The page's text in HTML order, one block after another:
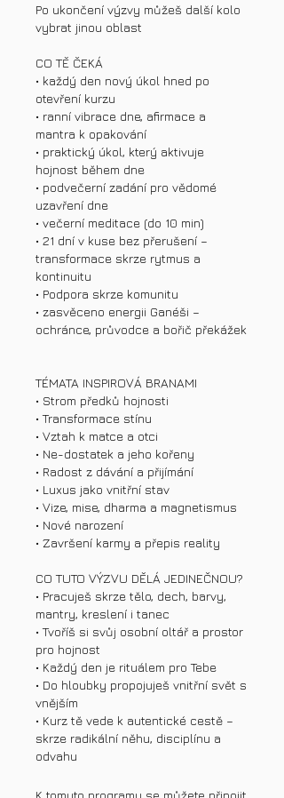
Po ukončení výzvy můžeš další kolo
vybrat jinou oblast
CO TĚ ČEKÁ
• každý den nový úkol hned po
otevření kurzu
• ranní vibrace dne, afirmace a
mantra k opakování
• praktický úkol, který aktivuje
hojnost během dne
• podvečerní zadání pro vědomé
uzavření dne
• večerní meditace (do 10 min)
• 21 dní v kuse bez přerušení –
transformace skrze rytmus a
kontinuitu
• Podpora skrze komunitu
• zasvěceno energii Ganéši –
ochránce, průvodce a bořič překážek
TÉMATA INSPIROVÁ BRANAMI
• Strom předků hojnosti
• Transformace stínu
• Vztah k matce a otci
• Ne-dostatek a jeho kořeny
• Radost z dávání a přijímání
• Luxus jako vnitřní stav
• Vize, mise, dharma a magnetismus
• Nové narození
• Završení karmy a přepis reality
CO TUTO VÝZVU DĚLÁ JEDINEČNOU?
• Pracuješ skrze tělo, dech, barvy,
mantry, kreslení i tanec
• Tvoříš si svůj osobní oltář a prostor
pro hojnost
• Každý den je rituálem pro Tebe
• Do hloubky propojuješ vnitřní svět s
vnějším
• Kurz tě vede k autentické cestě –
skrze radikální něhu, disciplínu a
odvahu
K tomuto programu se můžete připojit